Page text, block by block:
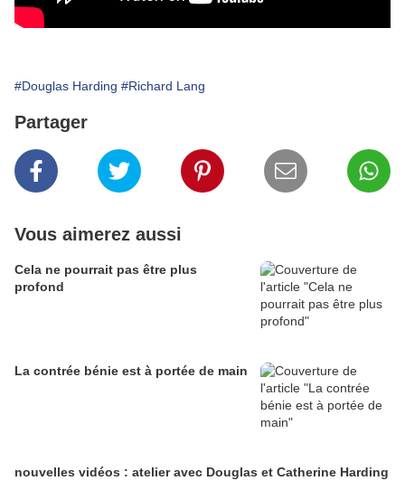
#Douglas Harding #Richard Lang
Partager
Vous aimerez aussi
Cela ne pourrait pas être plus
profond
La contrée bénie est à portée de main
nouvelles vidéos : atelier avec Douglas et Catherine Harding